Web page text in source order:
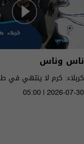
ناس وناس
كربلاء: كرم لا ينتهي في
05:00 | 2026-07-30